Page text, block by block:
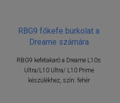
RBG9 főkefe burkolat a
Dreame számára
RBG9 kefetakaró a Dreame L10s
Ultra/L10 Ultra/ L10 Prime
készülékhez, szín: fehér